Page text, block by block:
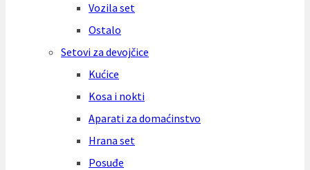
Vozila set
Ostalo
Setovi za devojčice
Kućice
Kosa i nokti
Aparati za domaćinstvo
Hrana set
Posuđe